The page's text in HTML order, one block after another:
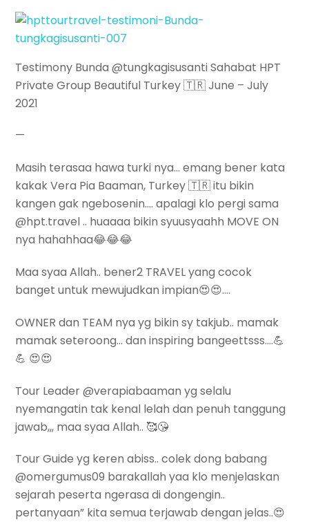
Testimony Bunda @tungkagisusanti Sahabat HPT
Private Group Beautiful Turkey 🇹🇷 June – July
2021
—
Masih terasaa hawa turki nya… emang bener kata
kakak Vera Pia Baaman, Turkey 🇹🇷 itu bikin
kangen gak ngebosenin…. apalagi klo pergi sama
@hpt.travel .. huaaaa bikin syuusyaahh MOVE ON
nya hahahhaa😂😂😂
Maa syaa Allah.. bener2 TRAVEL yang cocok
banget untuk mewujudkan impian😍😍….
OWNER dan TEAM nya yg bikin sy takjub.. mamak
mamak seteroong… dan inspiring bangeettsss….💪
💪 😍😍
Tour Leader @verapiabaaman yg selalu
nyemangatin tak kenal lelah dan penuh tanggung
jawab,,, maa syaa Allah.. 🥰😘
Tour Guide yg keren abiss.. colek dong babang
@omergumus09 barakallah yaa klo menjelaskan
sejarah peserta ngerasa di dongengin..
pertanyaan” kita semua terjawab dengan jelas..😍